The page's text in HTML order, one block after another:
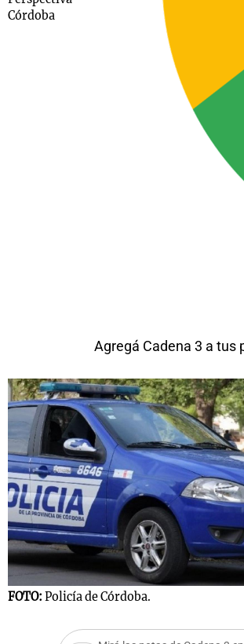
Córdoba
Agregá Cadena 3 a tus
FOTO: Policía de Córdoba.